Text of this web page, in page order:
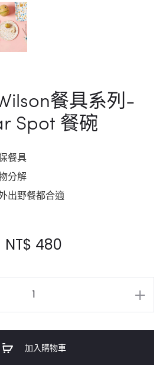
餐具系列-
Spot 餐碗
餐具
分解
出野餐都合適
NT$ 480
加入購物車